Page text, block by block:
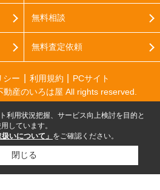
無料相談
無料査定依頼
シー 利用規約
PCサイト
産のいろは屋 All rights reserved.
利用状況把握、サービス向上検討を目的と
しています。
いについて」 をご確認ください。
閉じる